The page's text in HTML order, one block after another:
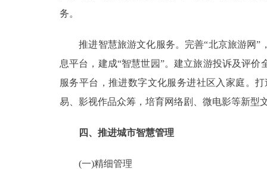
务。
推进智慧旅游文化服务。完善“北京旅游网”
息平台，建成“智慧世园”。建立旅游投诉及评
服务平台，推进数字文化服务进社区入家庭。
易、影视作品众筹，培育网络剧、微电影等新型
四、推进城市智慧管理
(一)精细管理